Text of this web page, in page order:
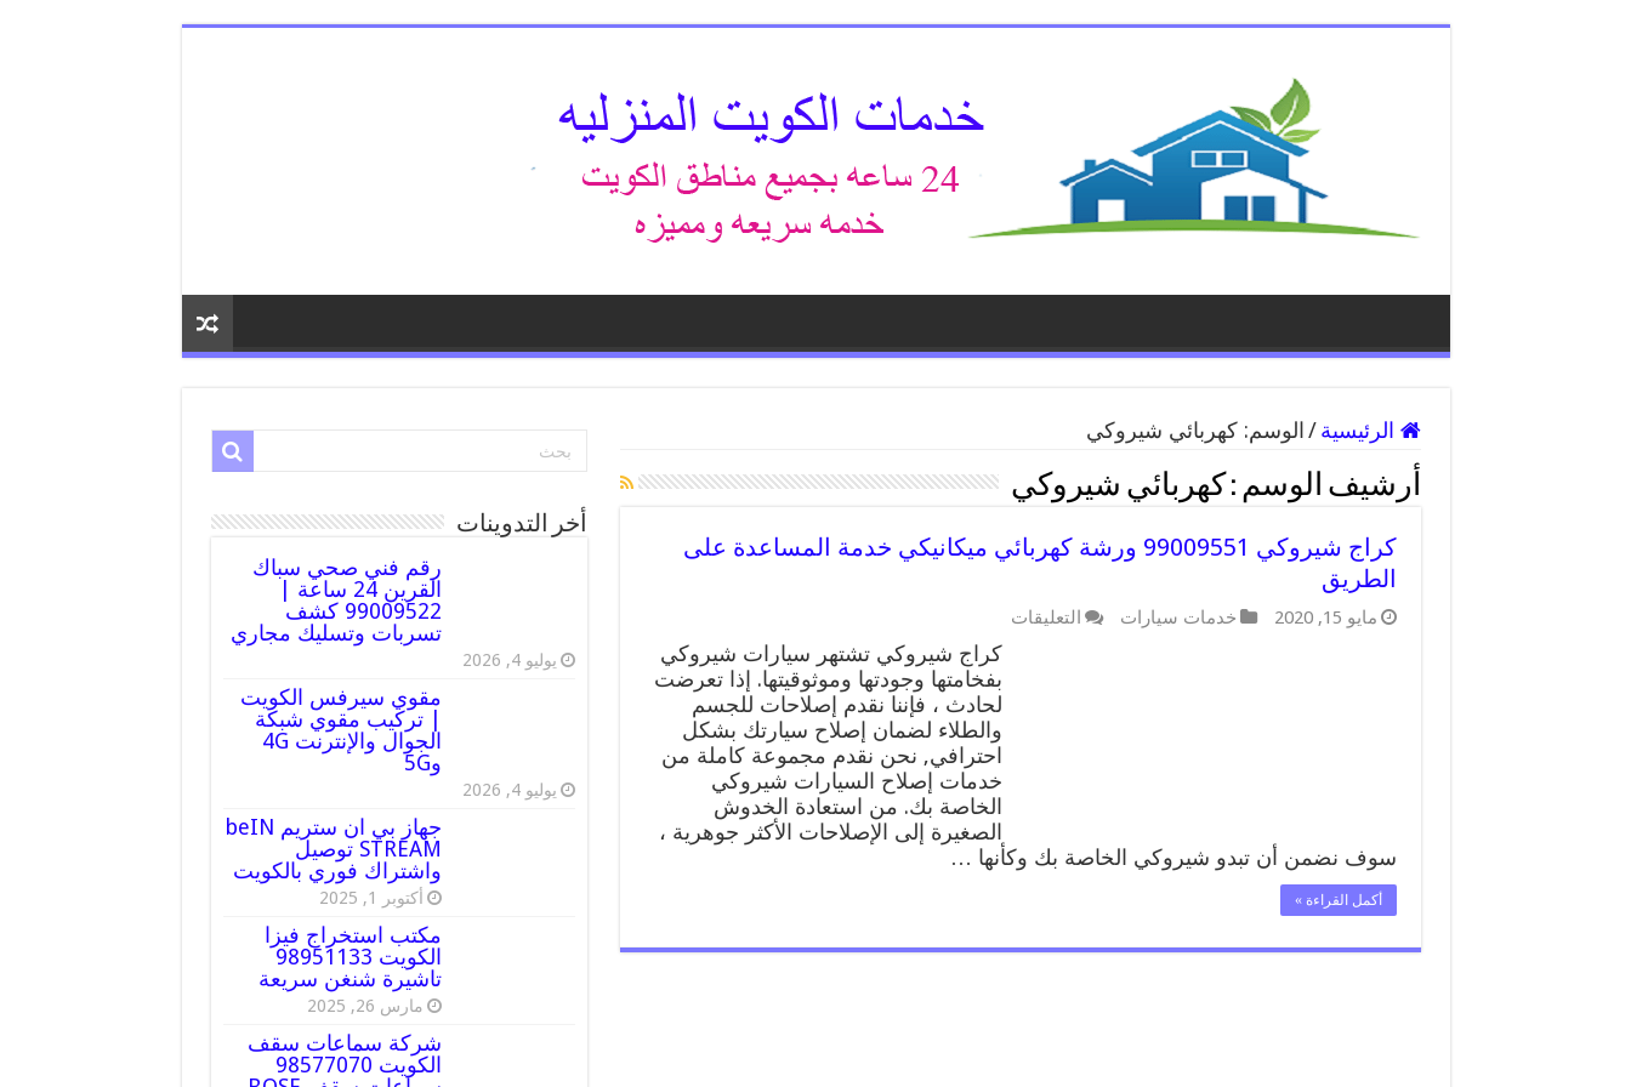
الرئيسية / الوسم:كهربائي شيروكي
أرشيف الوسم : كهربائي شيروكي
كراج شيروكي 99009551 ورشة كهربائي ميكانيكي خدمة المساعدة على
الطريق
مايو 15, 2020 خدمات سيارات التعليقات
شيروكي
99009551
ورشة
كهربائي
ميكانيكي
خدمة
المساعدة
على
الطريق
مغلقة
كراج شيروكي تشتهر سيارات شيروكي
بفخامتها وجودتها وموثوقيتها. إذا تعرضت
لحادث ، فإننا نقدم إصلاحات للجسم
والطلاء لضمان إصلاح سيارتك بشكل
احترافي, نحن نقدم مجموعة كاملة من
خدمات إصلاح السيارات شيروكي
الخاصة بك. من استعادة الخدوش
الصغيرة إلى الإصلاحات الأكثر جوهرية ،
سوف نضمن أن تبدو شيروكي الخاصة بك وكأنها …
أكمل القراءة »
أخر التدوينات
رقم فني صحي سباك
القرين 24 ساعة |
99009522 كشف
تسربات وتسليك مجاري
يوليو 4, 2026
مقوي سيرفس الكويت
| تركيب مقوي شبكة
الجوال والإنترنت 4G
و5G
يوليو 4, 2026
جهاز بي ان ستريم beIN
STREAM توصيل
واشتراك فوري بالكويت
أكتوبر 1, 2025
مكتب استخراج فيزا
الكويت 98951133
تاشيرة شنغن سريعة
مارس 26, 2025
شركة سماعات سقف
الكويت 98577070